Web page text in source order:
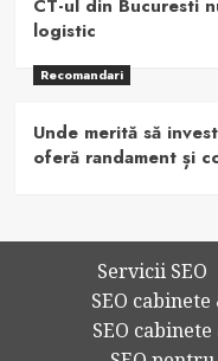
CT-ul din Bucuresti
logistic
Recomandari
Unde merită să
oferă randament și
Servicii SEO
SEO
SEO